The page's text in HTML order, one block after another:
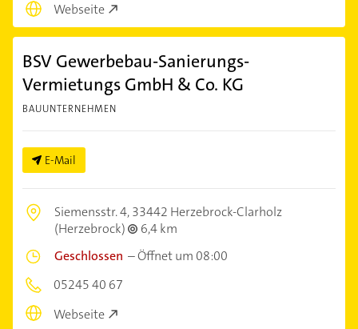
Webseite
BSV Gewerbebau-Sanierungs-
Vermietungs GmbH & Co. KG
BAUUNTERNEHMEN
E-Mail
Siemensstr. 4,33442 Herzebrock-Clarholz
(Herzebrock)
6,4 km
Geschlossen –Öffnet um 08:00
05245 40 67
Webseite